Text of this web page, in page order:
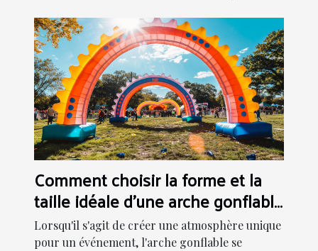
Comment choisir la forme et la
taille idéale d'une arche gonflable
pour votre événement
Lorsqu'il s'agit de créer une atmosphère unique
pour un événement, l'arche gonflable se